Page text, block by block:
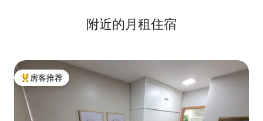
附近的月租住宿
热门「房客推荐」
房客推荐